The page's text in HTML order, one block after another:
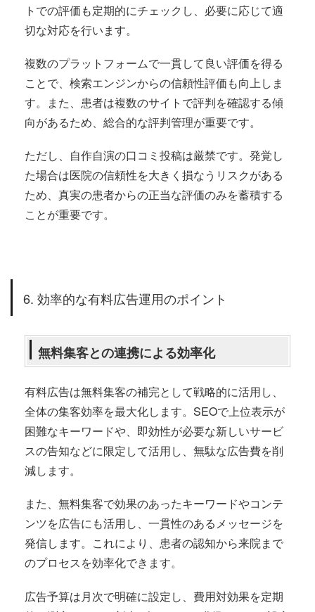
トでの評価も定期的にチェックし、必要に応じて適
切な対応を行います。
複数のプラットフォームで一貫して良い評価を得る
ことで、検索エンジンからの信頼性評価も向上しま
す。また、患者は複数のサイトで評判を確認する傾
向があるため、総合的な評判管理が重要です。
ただし、自作自演の口コミ投稿は厳禁です。発覚し
た場合は医院の信頼性を大きく損なうリスクがある
ため、真実の患者からの正当な評価のみを蓄積する
ことが重要です。
6. 効率的な有料広告運用のポイント
無料集客との連携による効率化
有料広告は無料集客の補完として戦略的に活用し、
全体の集客効率を最大化します。SEOで上位表示が
困難なキーワードや、即効性が必要な新しいサービ
スの告知などに限定して活用し、無駄な広告費を削
減します。
また、無料集客で効果のあったキーワードやコンテ
ンツを広告にも活用し、一貫性のあるメッセージを
発信します。これにより、患者の認知から来院まで
のプロセスを効率化できます。
広告予算は月次で明確に設定し、費用対効果を定期